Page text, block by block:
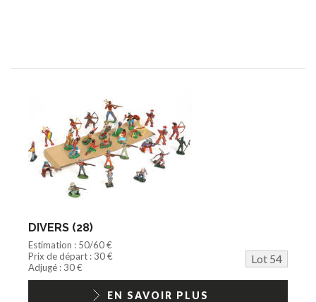
DIVERS (28)
Estimation : 50/60 €
Prix de départ : 30 €
Lot 54
Adjugé : 30 €
EN SAVOIR PLUS